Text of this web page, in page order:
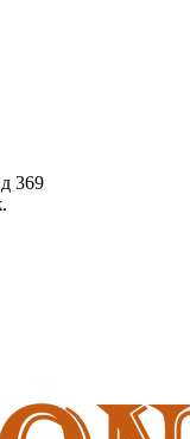
369